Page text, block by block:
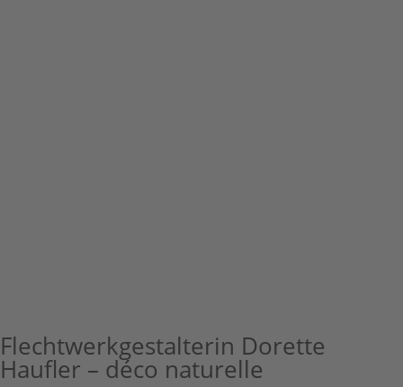
Flechtwerkgestalterin Dorette
Haufler – déco naturelle